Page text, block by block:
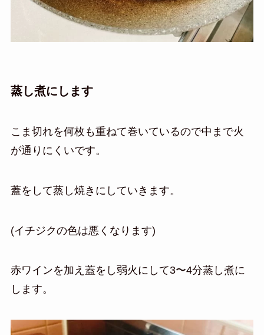
蒸し煮にします
こま切れを何枚も重ねて巻いているので中まで火
が通りにくいです。
蓋をして蒸し焼きにしていきます。
(イチジクの色は悪くなります)
赤ワインを加え蓋をし弱火にして3〜4分蒸し煮に
します。